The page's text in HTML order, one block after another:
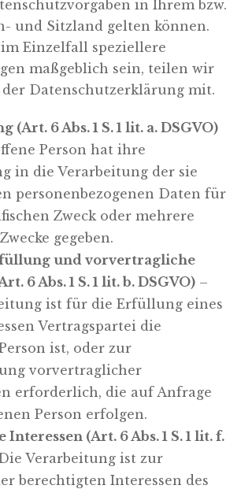
in Ihrem bzw.
und Sitzland gelten können.
Einzelfall speziellere
maßgeblich sein, teilen wir
Datenschutzerklärung mit.
(Art. 6 Abs. 1 S. 1 lit. a. DSGVO)
Person hat ihre
in die Verarbeitung der sie
personenbezogenen Daten für
Zweck oder mehrere
gegeben.
und vorvertragliche
6 Abs. 1 S. 1 lit. b. DSGVO) –
ist für die Erfüllung eines
Vertragspartei die
ist, oder zur
vorvertraglicher
erforderlich, die auf Anfrage
Person erfolgen.
(Art. 6 Abs. 1 S. 1 lit. f.
Verarbeitung ist zur
berechtigten Interessen des